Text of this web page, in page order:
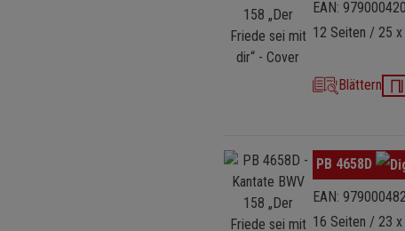
EAN:
12 Seiten / 25
Blättern
Bildergalerie überspringen
PB 4658D
EAN:
16 Seiten / 23